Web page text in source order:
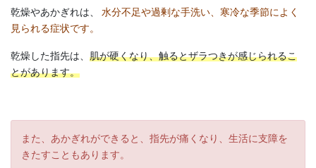
乾燥やあかぎれは、
水分不足や過剰な手洗い、寒冷な季節によく
見られる症状です。
乾燥した指先は、 肌が硬くなり、触るとザラつきが感じられるこ
とがあります。
また、あかぎれができると、指先が痛くなり、生活に支障を
きたすこともあります。